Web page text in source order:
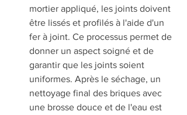
mortier appliqué, les joints doivent
être lissés et profilés à l'aide d'un
fer à joint. Ce processus permet de
donner un aspect soigné et de
garantir que les joints soient
uniformes. Après le séchage, un
nettoyage final des briques avec
une brosse douce et de l'eau est